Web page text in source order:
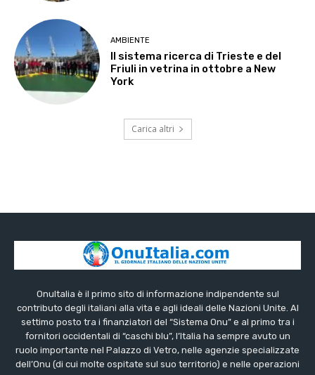
AMBIENTE
Il sistema ricerca di Trieste e del
Friuli in vetrina in ottobre a New
York
Carica altri
OnuItalia è il primo sito di informazione indipendente sul
contributo degli italiani alla vita e agli ideali delle Nazioni Unite. Al
settimo posto tra i finanziatori del “Sistema Onu” e al primo tra i
fornitori occidentali di “caschi blu”, l’Italia ha sempre avuto un
ruolo importante nel Palazzo di Vetro, nelle agenzie specializzate
dell’Onu (di cui molte ospitate sul suo territorio) e nelle operazioni